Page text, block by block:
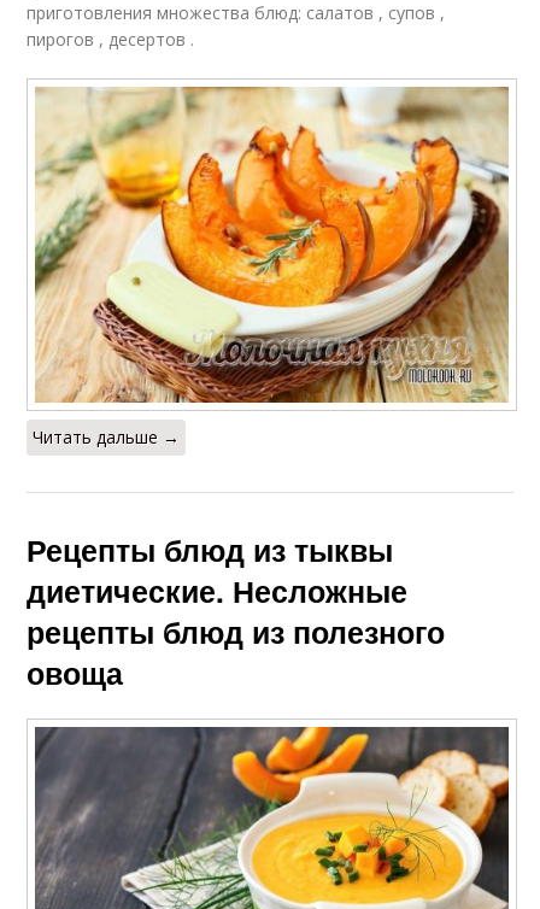
приготовления множества блюд: салатов , супов ,
пирогов , десертов .
Читать дальше →
Рецепты блюд из тыквы
диетические. Несложные
рецепты блюд из полезного
овоща